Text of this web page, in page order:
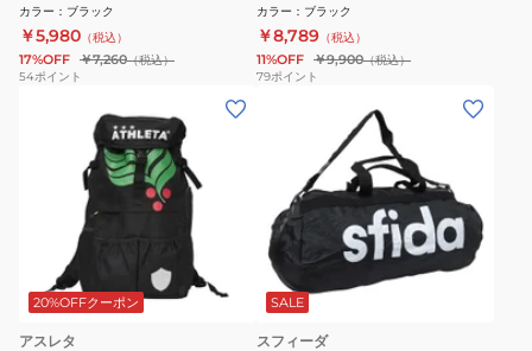
カラー ： ブラック
￥5,980 （税込）
17%OFF ￥7,260（税込）
54ポイント
カラー ： ブラック
￥8,789 （税込）
11%OFF ￥9,900（税込）
79ポイント
20%OFFクーポン
アスレタ
SALE
スフィーダ